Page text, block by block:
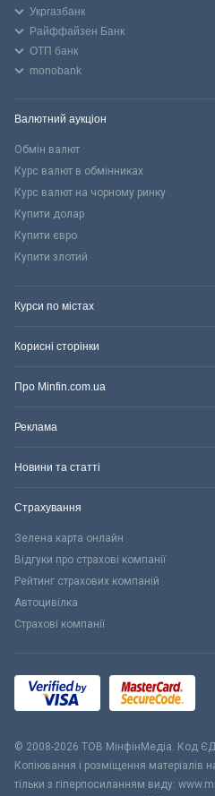
Укргазбанк
Райффайзен Банк
ОТП банк
monobank
Валютний аукціон
Обмін валют
Курс валют в обмінниках
Курс валют на чорному ринку
Купити долар
Купити євро
Купити злотий
Курси по містах
Корисні сторінки
Про Minfin.com.ua
Реклама
Новини та статті
Страхування
Зелена карта онлайн
Відгуки про страхові компанії
Рейтинг страхових компаній
Автоцивілка
Страхові компанії
© 2008-2026 ТОВ МiнфiнМедiа. Код
Копіювання і розміщення матеріалів
тільки з гіперпосиланням виду: